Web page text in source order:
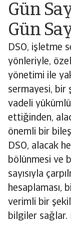
Gün
Gün
DSO, işletme
yönleriyle,
yönetimi ile
sermayesi, bir
vadeli
ettiğinden,
önemli bir
DSO, alacak
bölünmesi ve
sayısıyla
hesaplaması,
verimli bir
bilgiler sağlar.